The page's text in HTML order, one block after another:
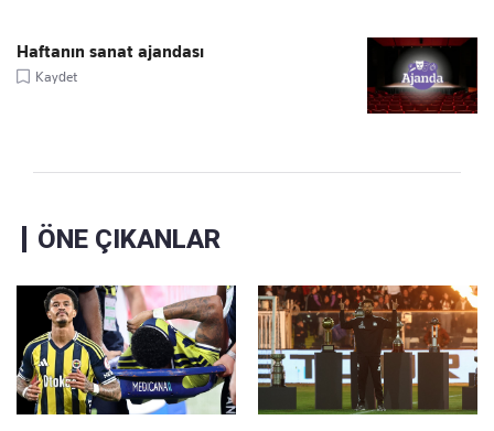
Haftanın sanat ajandası
Kaydet
ÖNE ÇIKANLAR